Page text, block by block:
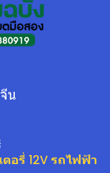
น
อรี่ 12V รถไฟฟ้า